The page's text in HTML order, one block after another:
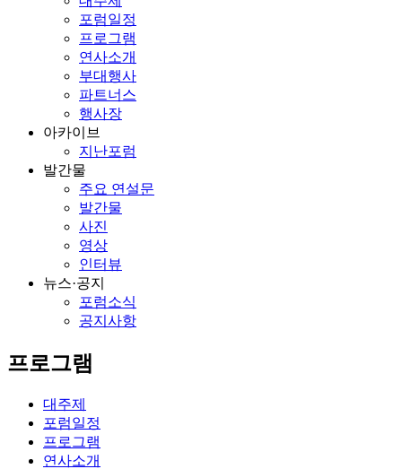
포럼일정
프로그램
연사소개
부대행사
파트너스
행사장
아카이브
지난포럼
발간물
주요 연설문
발간물
사진
영상
인터뷰
뉴스·공지
포럼소식
공지사항
프로그램
대주제
포럼일정
프로그램
연사소개